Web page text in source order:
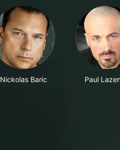
Nickolas Baric Paul